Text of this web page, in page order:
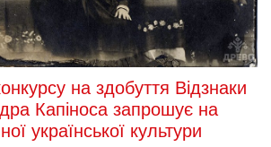
на здобуття Відзнаки
Капіноса запрошує на
української культури